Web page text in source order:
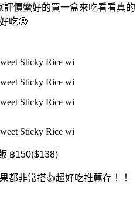
價蠻好的買一盒來吃看看真的
吃🥺
฿150($138)
都非常搭👍超好吃推薦存！！